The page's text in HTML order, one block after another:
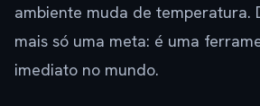
ambiente muda de temperatura.
mais só uma meta: é uma
imediato no mundo.